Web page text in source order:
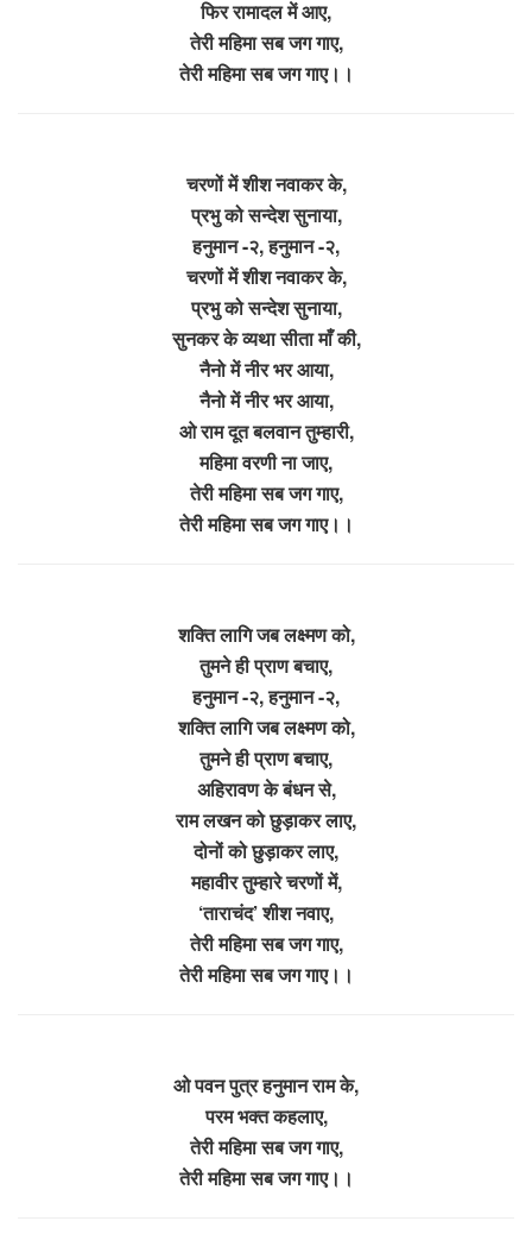
फिर रामादल में आए,
तेरी महिमा सब जग गाए,
तेरी महिमा सब जग गाए।।
चरणों में शीश नवाकर के,
प्रभु को सन्देश सुनाया,
हनुमान -२, हनुमान -२,
चरणों में शीश नवाकर के,
प्रभु को सन्देश सुनाया,
सुनकर के व्यथा सीता माँ की,
नैनो में नीर भर आया,
नैनो में नीर भर आया,
ओ राम दूत बलवान तुम्हारी,
महिमा वरणी ना जाए,
तेरी महिमा सब जग गाए,
तेरी महिमा सब जग गाए।।
शक्ति लागि जब लक्ष्मण को,
तुमने ही प्राण बचाए,
हनुमान -२, हनुमान -२,
शक्ति लागि जब लक्ष्मण को,
तुमने ही प्राण बचाए,
अहिरावण के बंधन से,
राम लखन को छुड़ाकर लाए,
दोनों को छुड़ाकर लाए,
महावीर तुम्हारे चरणों में,
‘ताराचंद’ शीश नवाए,
तेरी महिमा सब जग गाए,
तेरी महिमा सब जग गाए।।
ओ पवन पुत्र हनुमान राम के,
परम भक्त कहलाए,
तेरी महिमा सब जग गाए,
तेरी महिमा सब जग गाए।।